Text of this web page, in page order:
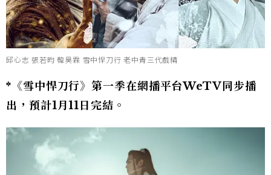
邱心志 張若昀 韓昊霖 雪中悍刀行 老中青三代戲精
*《雪中悍刀行》第一季在網播平台WeTV同步播
出，預計1月11日完結。